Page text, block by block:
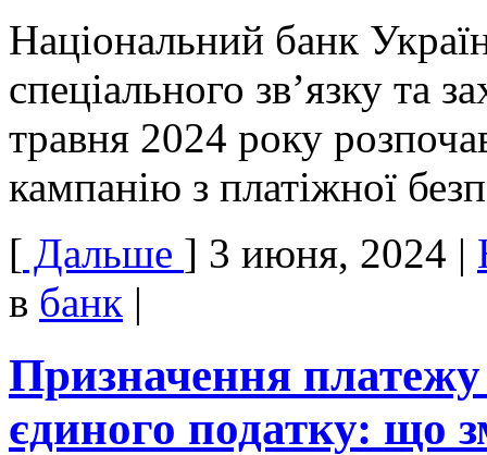
Національний банк
спеціального зв’язку та
травня 2024 року
кампанію з платіжної
[ Дальше ] 3 июня, 2024 |
в банк |
Призначення платежу
єдиного податку: що